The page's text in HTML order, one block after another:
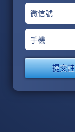
微信號
手機